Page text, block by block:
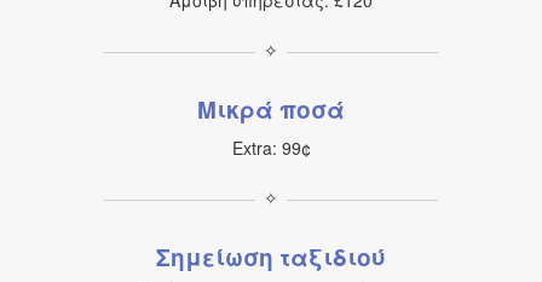
✧
Μικρά ποσά
Extra: 99¢
✧
Σημείωση ταξιδιού